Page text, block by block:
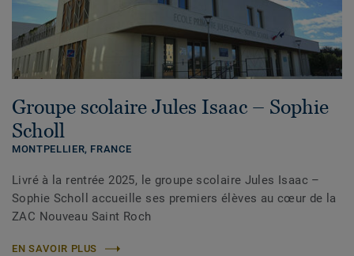
Groupe scolaire Jules Isaac – Sophie
Scholl
MONTPELLIER, FRANCE
Livré à la rentrée 2025, le groupe scolaire Jules Isaac –
Sophie Scholl accueille ses premiers élèves au cœur de la
ZAC Nouveau Saint Roch
EN SAVOIR PLUS